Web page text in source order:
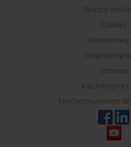
Privacy
Cookies
Sitemap
Telefoonnummers